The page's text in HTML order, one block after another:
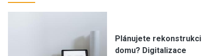
Plánujete rekonstrukci
domu? Digitalizace